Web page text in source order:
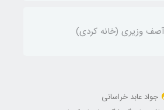
وزیری (خانه کردی)
جواد عابد خراسانی